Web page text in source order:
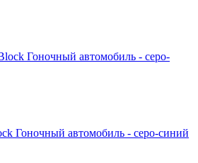
Гоночный автомобиль - серо-синий